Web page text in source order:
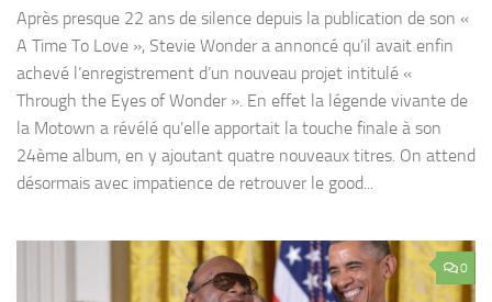
Après presque 22 ans de silence depuis la publication de son «
A Time To Love », Stevie Wonder a annoncé qu’il avait enfin
achevé l’enregistrement d’un nouveau projet intitulé «
Through the Eyes of Wonder ». En effet la légende vivante de
la Motown a révélé qu’elle apportait la touche finale à son
24ème album, en y ajoutant quatre nouveaux titres. On attend
désormais avec impatience de retrouver le good...
0